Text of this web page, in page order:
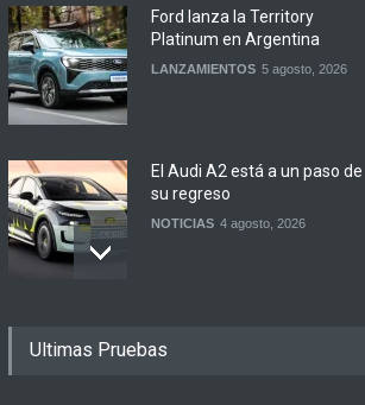
Ford lanza la Territory
Platinum en Argentina
LANZAMIENTOS 5 agosto, 2026
El Audi A2 está a un paso de
su regreso
NOTICIAS 4 agosto, 2026
ciudades anunciaron el
Ultimas Pruebas